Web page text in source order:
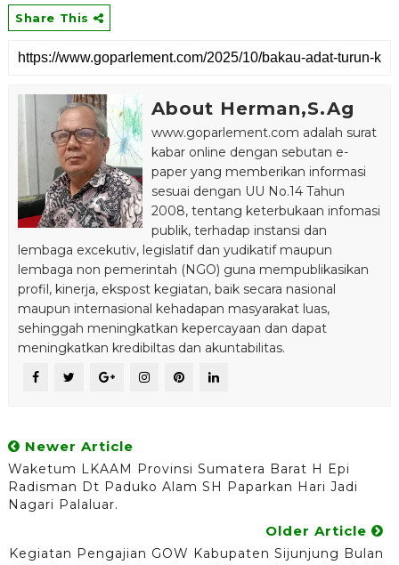
Share This
About Herman,S.Ag
www.goparlement.com adalah surat
kabar online dengan sebutan e-
paper yang memberikan informasi
sesuai dengan UU No.14 Tahun
2008, tentang keterbukaan infomasi
publik, terhadap instansi dan
lembaga excekutiv, legislatif dan yudikatif maupun
lembaga non pemerintah (NGO) guna mempublikasikan
profil, kinerja, ekspost kegiatan, baik secara nasional
maupun internasional kehadapan masyarakat luas,
sehinggah meningkatkan kepercayaan dan dapat
meningkatkan kredibiltas dan akuntabilitas.
Newer Article
Waketum LKAAM Provinsi Sumatera Barat H Epi
Radisman Dt Paduko Alam SH Paparkan Hari Jadi
Nagari Palaluar.
Older Article
Kegiatan Pengajian GOW Kabupaten Sijunjung Bulan